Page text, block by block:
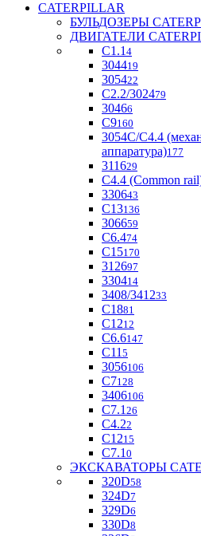
CATERPILLAR
БУЛЬДОЗЕРЫ
ДВИГАТЕЛИ
C1.1 4
304419
305422
С2.2/302479
30466
С9160
3054С/С4.4
аппаратура)177
311629
С4.4 (Common
330643
С13136
306659
С6.474
С15170
312697
330414
3408/341233
С1881
C1212
С6.6147
C11 5
3056106
С7128
3406106
C7.1 26
C4.22
С1215
С7.1 0
ЭКСКАВАТОРЫ
320D58
324D7
329D6
330D8